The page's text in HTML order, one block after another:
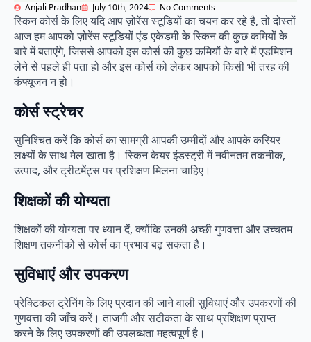
Anjali Pradhan July 10th, 2024 No Comments
स्किन कोर्स के लिए यदि आप ज़ोरेंस स्टूडियों का चयन कर रहे है, तो दोस्तों
आज हम आपको ज़ोरेंस स्टूडियों एंड एकेडमी के स्किन की कुछ कमियों के
बारे में बताएंगे, जिससे आपको इस कोर्स की कुछ कमियों के बारे में एडमिशन
लेने से पहले ही पता हो और इस कोर्स को लेकर आपको किसी भी तरह की
कंफ्यूजन न हो।
कोर्स स्ट्रेचर
सुनिश्चित करें कि कोर्स का सामग्री आपकी उम्मीदों और आपके करियर
लक्ष्यों के साथ मेल खाता है। स्किन केयर इंडस्ट्री में नवीनतम तकनीक,
उत्पाद, और ट्रीटमेंट्स पर प्रशिक्षण मिलना चाहिए।
शिक्षकों की योग्यता
शिक्षकों की योग्यता पर ध्यान दें, क्योंकि उनकी अच्छी गुणवत्ता और उच्चतम
शिक्षण तकनीकों से कोर्स का प्रभाव बढ़ सकता है।
सुविधाएं और उपकरण
प्रेक्टिकल ट्रेनिंग के लिए प्रदान की जाने वाली सुविधाएं और उपकरणों की
गुणवत्ता की जाँच करें। ताजगी और सटीकता के साथ प्रशिक्षण प्राप्त
करने के लिए उपकरणों की उपलब्धता महत्वपूर्ण है।